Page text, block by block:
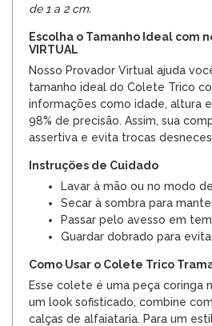
de 1 a 2 cm.
Escolha o Tamanho Ideal com
VIRTUAL
Nosso Provador Virtual ajuda
tamanho ideal do Colete Trico
informações como idade, altura
98% de precisão. Assim, sua
assertiva e evita trocas
Instruções de Cuidado
Lavar à mão ou no modo
Secar à sombra para
Passar pelo avesso em
Guardar dobrado para
Como Usar o Colete Trico
Esse colete é uma peça coringa
um look sofisticado, combine
calças de alfaiataria. Para um